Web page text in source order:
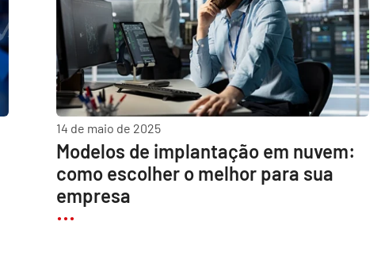
14 de maio de 2025
Modelos de implantação em nuvem:
como escolher o melhor para sua
empresa